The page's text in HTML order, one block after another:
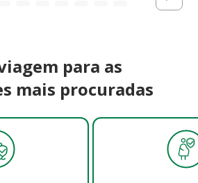
para as
mais procuradas